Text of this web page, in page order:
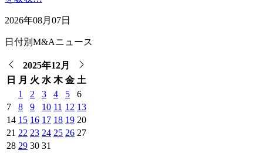
2026年08月07日
日付別M&Aニュース
2025年12月
日
月 火 水 木 金 土
1
2 3 4 5
6
7
8 9 10 11 12 13
14 15 16 17 18 19 20
21 22 23 24 25 26 27
28 29 30 31